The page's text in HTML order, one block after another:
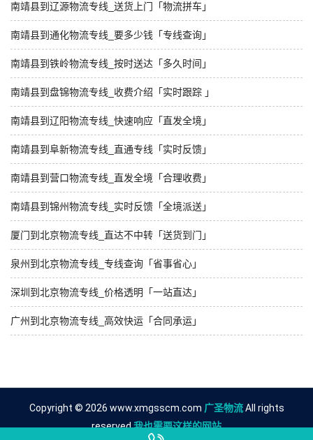
南靖县到辽源物流专线_送货上门「物流拼车」
南靖县到通化物流专线_要多少钱「专线查询」
南靖县到铁岭物流专线_按时送达「多久时间」
南靖县到盘锦物流专线_收费介绍「实时跟踪 」
南靖县到辽阳物流专线_快速响应「直发全境」
南靖县到阜新物流专线_直通专线「实时反馈」
南靖县到营口物流专线_直发全境「合理收费」
南靖县到锦州物流专线_实时反馈「全境派送」
厦门到北京物流专线_直达不中转「送货到门」
泉州到北京物流专线_专线查询「省事省心」
深圳到北京物流专线_价格透明「一站直达」
广州到北京物流专线_高效快运「合同承运」
Copyright © 2026 www.xmgsscm.com 广圣物流All rights
reserved.我也需要这样的网站